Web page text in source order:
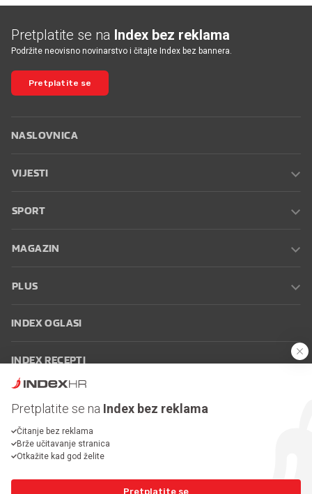
Pretplatite se na Index bez reklama
Podržite neovisno novinarstvo i čitajte Index bez bannera.
Pretplatite se
NASLOVNICA
VIJESTI
SPORT
MAGAZIN
PLUS
INDEX OGLASI
INDEX RECEPTI
Oglašavanje Zaposli se na Indexu
korištenja
Postavke kolačića
Pretplatite se na Index bez reklama
Čitanje bez reklama
Brže učitavanje stranica
Otkažite kad god želite
Pretplatite se